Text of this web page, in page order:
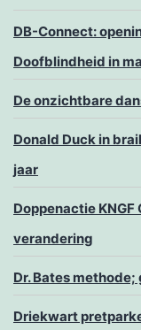
DB-Connect:
Doofblindheid in
De onzichtbare
Donald Duck in
jaar
Doppenactie
verandering
Dr. Bates
Driekwart